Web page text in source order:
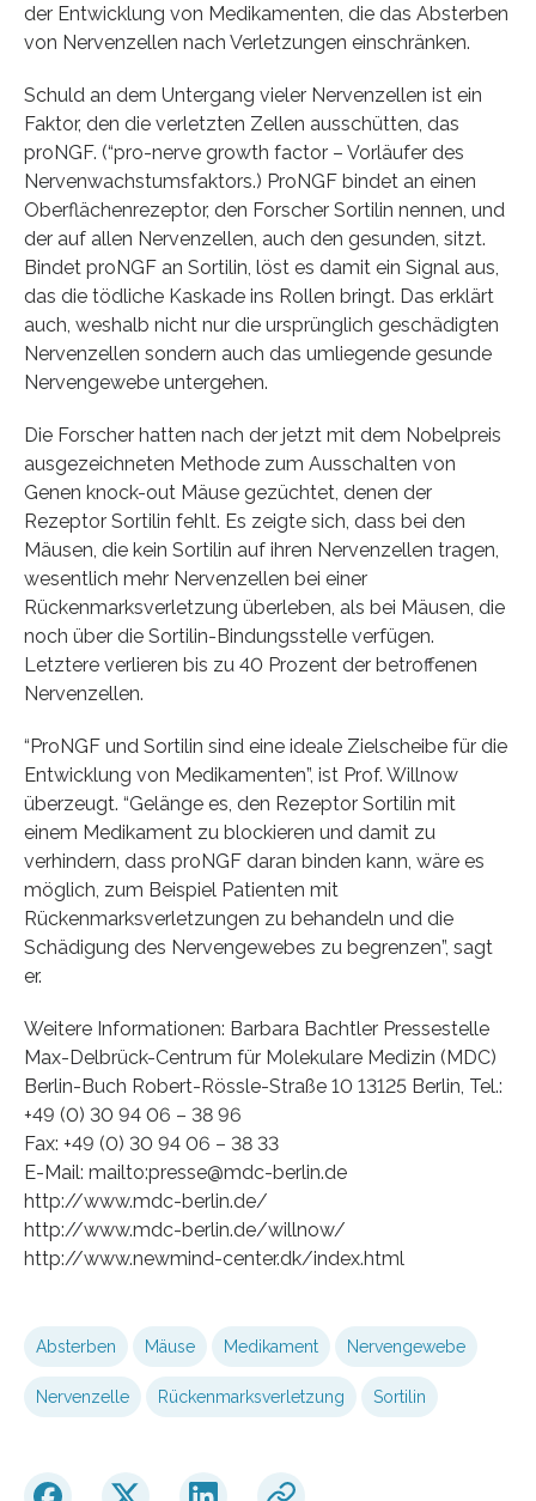
der Entwicklung von Medikamenten, die das Absterben
von Nervenzellen nach Verletzungen einschränken.
Schuld an dem Untergang vieler Nervenzellen ist ein
Faktor, den die verletzten Zellen ausschütten, das
proNGF. (“pro-nerve growth factor – Vorläufer des
Nervenwachstumsfaktors.) ProNGF bindet an einen
Oberflächenrezeptor, den Forscher Sortilin nennen, und
der auf allen Nervenzellen, auch den gesunden, sitzt.
Bindet proNGF an Sortilin, löst es damit ein Signal aus,
das die tödliche Kaskade ins Rollen bringt. Das erklärt
auch, weshalb nicht nur die ursprünglich geschädigten
Nervenzellen sondern auch das umliegende gesunde
Nervengewebe untergehen.
Die Forscher hatten nach der jetzt mit dem Nobelpreis
ausgezeichneten Methode zum Ausschalten von
Genen knock-out Mäuse gezüchtet, denen der
Rezeptor Sortilin fehlt. Es zeigte sich, dass bei den
Mäusen, die kein Sortilin auf ihren Nervenzellen tragen,
wesentlich mehr Nervenzellen bei einer
Rückenmarksverletzung überleben, als bei Mäusen, die
noch über die Sortilin-Bindungsstelle verfügen.
Letztere verlieren bis zu 40 Prozent der betroffenen
Nervenzellen.
“ProNGF und Sortilin sind eine ideale Zielscheibe für die
Entwicklung von Medikamenten”, ist Prof. Willnow
überzeugt. “Gelänge es, den Rezeptor Sortilin mit
einem Medikament zu blockieren und damit zu
verhindern, dass proNGF daran binden kann, wäre es
möglich, zum Beispiel Patienten mit
Rückenmarksverletzungen zu behandeln und die
Schädigung des Nervengewebes zu begrenzen”, sagt
er.
Weitere Informationen: Barbara Bachtler Pressestelle
Max-Delbrück-Centrum für Molekulare Medizin (MDC)
Berlin-Buch Robert-Rössle-Straße 10 13125 Berlin, Tel.:
+49 (0) 30 94 06 – 38 96
Fax: +49 (0) 30 94 06 – 38 33
E-Mail: mailto:presse@mdc-berlin.de
http://www.mdc-berlin.de/
http://www.mdc-berlin.de/willnow/
http://www.newmind-center.dk/index.html
Absterben Mäuse Medikament Nervengewebe
Nervenzelle Rückenmarksverletzung Sortilin